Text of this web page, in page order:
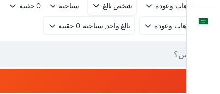
العَرَبِيَّة
رحلة ذهاب وعودة شخص بالغ سياحية 0 حقيبة
رحلة ذهاب وعودة بالغ واحد, سياحية, 0 حقيبة